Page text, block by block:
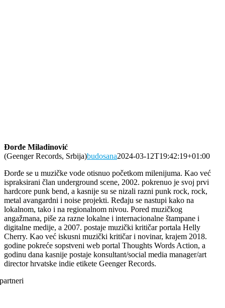
Đorđe Miladinović
(Geenger Records, Srbija)budosana2024-03-12T19:42:19+01:00
Đorđe se u muzičke vode otisnuo početkom milenijuma. Kao već
ispraksirani član underground scene, 2002. pokrenuo je svoj prvi
hardcore punk bend, a kasnije su se nizali razni punk rock, rock,
metal avangardni i noise projekti. Ređaju se nastupi kako na
lokalnom, tako i na regionalnom nivou. Pored muzičkog
angažmana, piše za razne lokalne i internacionalne štampane i
digitalne medije, a 2007. postaje muzički kritičar portala Helly
Cherry. Kao već iskusni muzički kritičar i novinar, krajem 2018.
godine pokreće sopstveni web portal Thoughts Words Action, a
godinu dana kasnije postaje konsultant/social media manager/art
director hrvatske indie etikete Geenger Records.
partneri